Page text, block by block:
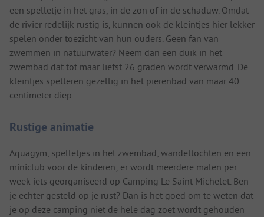
een spelletje in het gras, in de zon of in de schaduw. Omdat
de rivier redelijk rustig is, kunnen ook de kleintjes hier lekker
spelen onder toezicht van hun ouders. Geen fan van
zwemmen in natuurwater? Neem dan een duik in het
zwembad dat tot maar liefst 26 graden wordt verwarmd. De
kleintjes spetteren gezellig in het pierenbad van maar 40
centimeter diep.
Rustige animatie
Aquagym, spelletjes in het zwembad, wandeltochten en een
miniclub voor de kinderen; er wordt meerdere malen per
week iets georganiseerd op Camping Le Saint Michelet. Ben
je echter gesteld op je rust? Dan is het goed om te weten dat
je op deze camping niet de hele dag zoet wordt gehouden